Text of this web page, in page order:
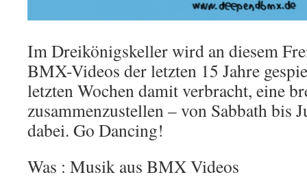
Im Dreikönigskeller wird an diesem
BMX-Videos der letzten 15 Jahre
letzten Wochen damit verbracht, eine
zusammenzustellen – von Sabbath bis
dabei. Go Dancing!
Was : Musik aus BMX Videos